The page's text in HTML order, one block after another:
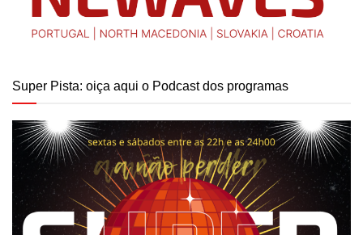
Super Pista: oiça aqui o Podcast dos programas